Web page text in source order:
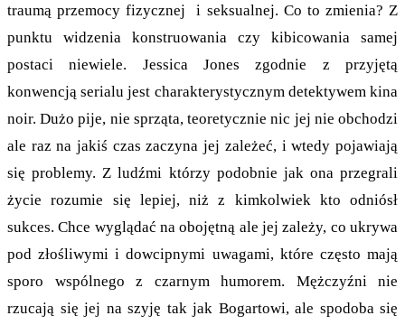
traumą przemocy fizycznej i seksualnej. Co to zmienia? Z
punktu widzenia konstruowania czy kibicowania samej
postaci niewiele. Jessica Jones zgodnie z przyjętą
konwencją serialu jest charakterystycznym detektywem kina
noir. Dużo pije, nie sprząta, teoretycznie nic jej nie obchodzi
ale raz na jakiś czas zaczyna jej zależeć, i wtedy pojawiają
się problemy. Z ludźmi którzy podobnie jak ona przegrali
życie rozumie się lepiej, niż z kimkolwiek kto odniósł
sukces. Chce wyglądać na obojętną ale jej zależy, co ukrywa
pod złośliwymi i dowcipnymi uwagami, które często mają
sporo wspólnego z czarnym humorem. Mężczyźni nie
rzucają się jej na szyję tak jak Bogartowi, ale spodoba się